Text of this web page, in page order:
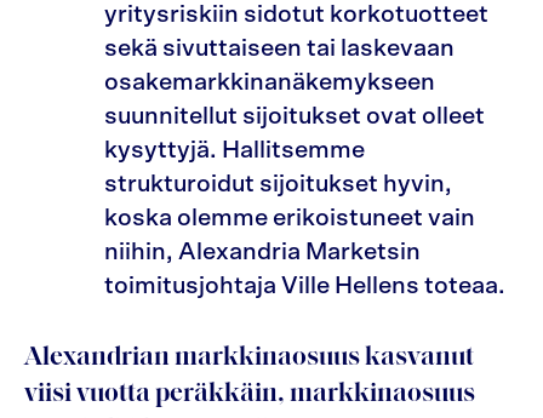
yritysriskiin sidotut korkotuotteet
sekä sivuttaiseen tai laskevaan
osakemarkkinanäkemykseen
suunnitellut sijoitukset ovat olleet
kysyttyjä. Hallitsemme
strukturoidut sijoitukset hyvin,
koska olemme erikoistuneet vain
niihin, Alexandria Marketsin
toimitusjohtaja Ville Hellens toteaa.
Alexandrian markkinaosuus kasvanut
viisi vuotta peräkkäin, markkinaosuus